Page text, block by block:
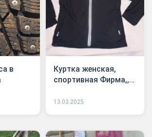
в
Куртка женская,
спортивная Фирма,,
13.03.2025